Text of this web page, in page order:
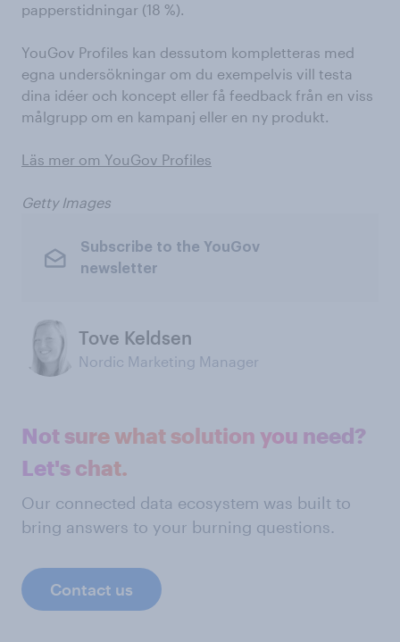
papperstidningar (18 %).
YouGov Profiles kan dessutom kompletteras med
egna undersökningar om du exempelvis vill testa
dina idéer och koncept eller få feedback från en viss
målgrupp om en kampanj eller en ny produkt.
Läs mer om YouGov Profiles
Getty Images
Subscribe to the YouGov
newsletter
Tove Keldsen
Nordic Marketing Manager
Not sure what solution you need?
Let's chat.
Our connected data ecosystem was built to
bring answers to your burning questions.
Contact us